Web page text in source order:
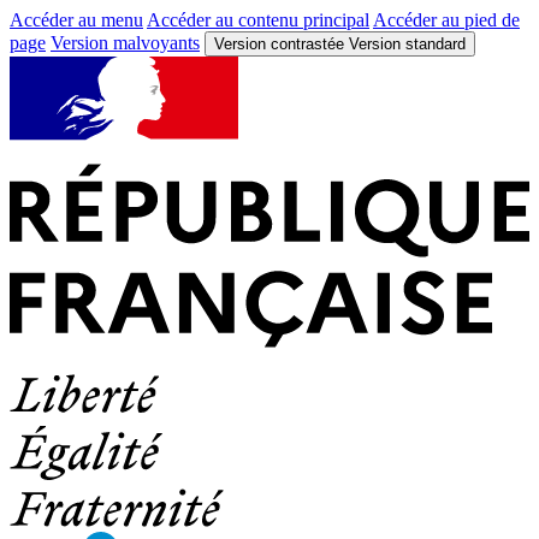
Accéder au menu Accéder au contenu principal Accéder au pied de
page Version malvoyants Version contrastée Version standard